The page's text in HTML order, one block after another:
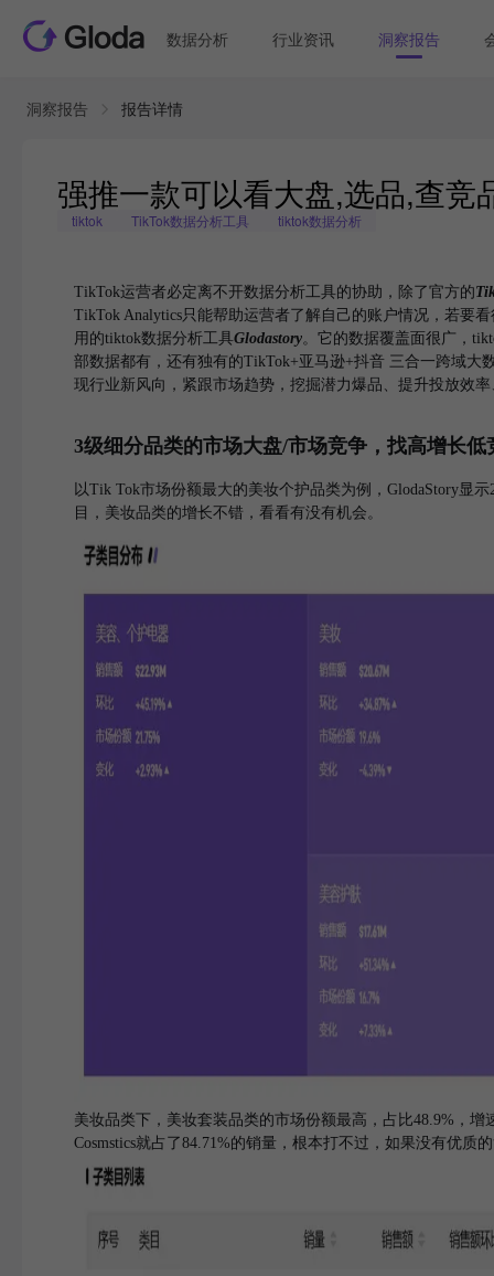
数据分析 行业资讯 洞察报告
洞察报告 报告详情
强推一款可以看大盘,选品,查竞
tiktok TikTok数据分析工具 tiktok数据分析
TikTok运营者必定离不开数据分析工具的协助，除了官方的
TikTok Analytics只能帮助运营者了解自己的账户情况，若要
用的tiktok数据分析工具Glodastory。它的数据覆盖面很广，
部数据都有，还有独有的TikTok+亚马逊+抖音 三合一跨域
现行业新风向，紧跟市场趋势，挖掘潜力爆品、提升投放效
3级细分品类的市场大盘/市场竞争，找高增长低
以Tik Tok市场份额最大的美妆个护品类为例，GlodaStory显
目，美妆品类的增长不错，看看有没有机会。
美妆品类下，美妆套装品类的市场份额最高，占比48.9%，
Cosmstics就占了84.71%的销量，根本打不过，如果没有优质